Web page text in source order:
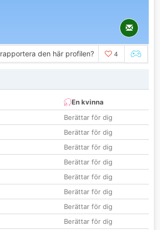
rapportera den här profilen? 4
En kvinna
Berättar för dig
Berättar för dig
Berättar för dig
Berättar för dig
Berättar för dig
Berättar för dig
Berättar för dig
Berättar för dig